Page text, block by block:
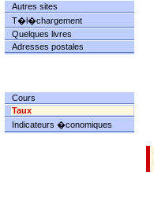
Autres sites
T�l�chargement
Quelques livres
Adresses postales
Cours
Taux
Indicateurs �conomiques